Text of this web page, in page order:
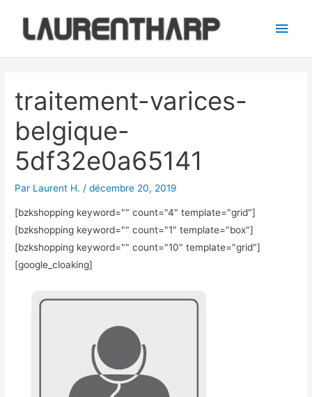
contenu
traitement-varices-
belgique-
5df32e0a65141
Par Laurent H. /décembre 20, 2019
[bzkshopping keyword="" count="4" template="grid"]
[bzkshopping keyword="" count="1" template="box"]
[bzkshopping keyword="" count="10" template="grid"]
[google_cloaking]
articles